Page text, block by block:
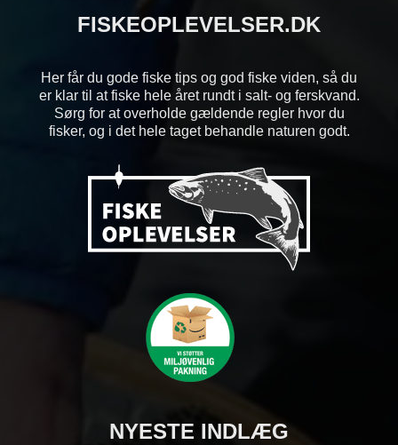
FISKEOPLEVELSER.DK
Her får du gode fiske tips og god fiske viden, så du
er klar til at fiske hele året rundt i salt- og ferskvand.
Sørg for at overholde gældende regler hvor du
fisker, og i det hele taget behandle naturen godt.
NYESTE INDLÆG